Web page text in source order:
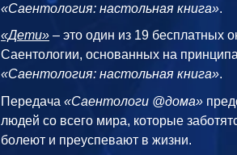
«Саентология: настольная книга».
«Дети» – это один из 19 бесплатных
Саентологии, основанных на
«Саентология: настольная книга».
Передача«Саентологи @дома»
людей со всего мира, которые
болеют и преуспевают в жизни.